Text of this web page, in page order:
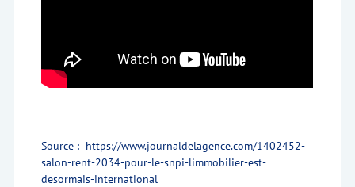
Source : https://www.journaldelagence.com/1402452-
salon-rent-2034-pour-le-snpi-limmobilier-est-
desormais-international